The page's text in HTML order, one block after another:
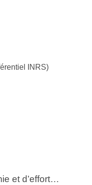
INRS)
et d’effort…